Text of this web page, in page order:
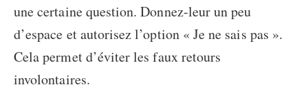
une certaine question. Donnez-leur un peu
d’espace et autorisez l’option « Je ne sais pas ».
Cela permet d’éviter les faux retours
involontaires.